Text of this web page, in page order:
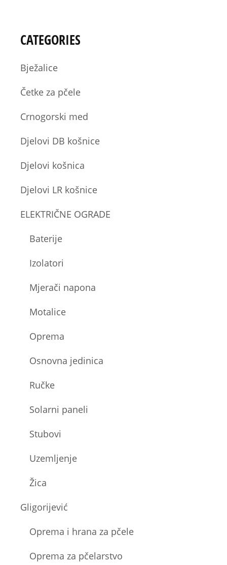
CATEGORIES
Bježalice
Četke za pčele
Crnogorski med
Djelovi DB košnice
Djelovi košnica
Djelovi LR košnice
ELEKTRIČNE OGRADE
Baterije
Izolatori
Mjerači napona
Motalice
Oprema
Osnovna jedinica
Ručke
Solarni paneli
Stubovi
Uzemljenje
Žica
Gligorijević
Oprema i hrana za pčele
Oprema za pčelarstvo